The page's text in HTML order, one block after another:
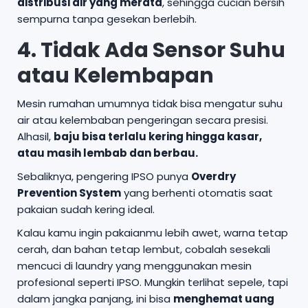
sempurna tanpa gesekan berlebih.
4. Tidak Ada Sensor Suhu
atau Kelembapan
Mesin rumahan umumnya tidak bisa mengatur suhu
air atau kelembaban pengeringan secara presisi.
Alhasil, baju bisa terlalu kering hingga kasar,
atau masih lembab dan berbau.
Sebaliknya, pengering IPSO punya Overdry
Prevention Systemyang berhenti otomatis saat
pakaian sudah kering ideal.
Kalau kamu ingin pakaianmu lebih awet, warna tetap
cerah, dan bahan tetap lembut, cobalah sesekali
mencuci di laundry yang menggunakan mesin
profesional seperti IPSO. Mungkin terlihat sepele, tapi
dalam jangka panjang, ini bisa menghemat uang